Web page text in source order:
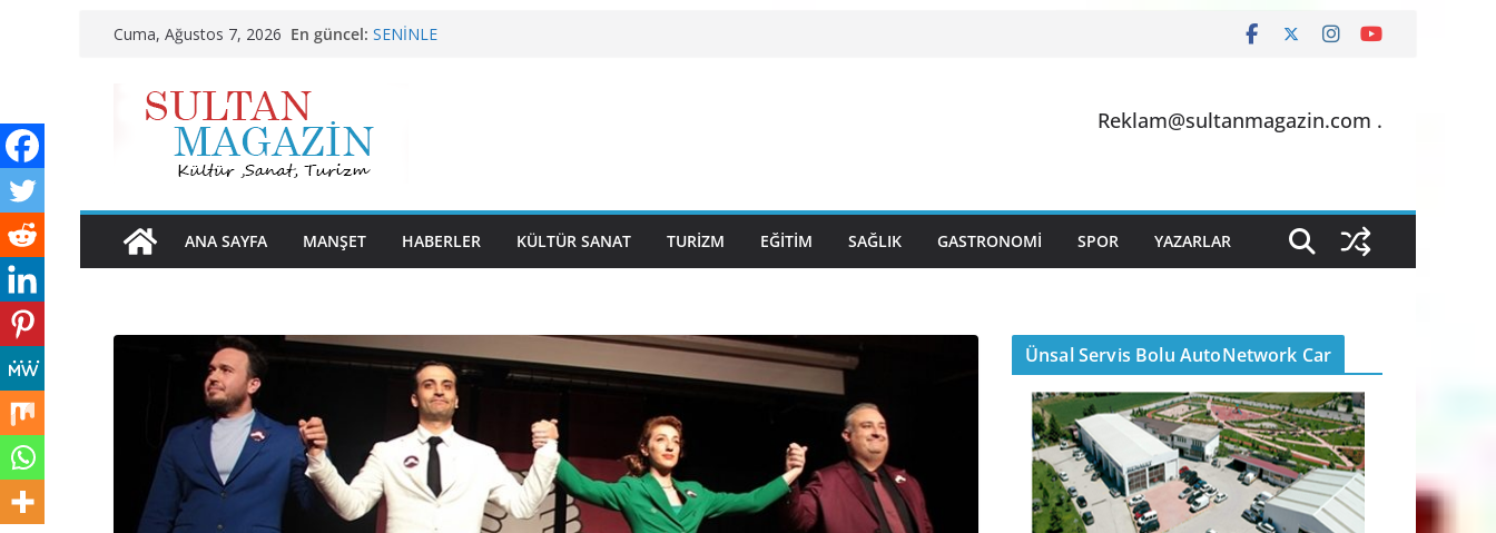
Cuma, Ağustos 7, 2026 En güncel: SENİNLE
24 TEMMUZ’DA BGC’DEN MESLEK YASASI VURGUSU
Reklam@sultanmagazin.com .
ANA SAYFA MANŞET HABERLER KÜLTÜR SANAT TURİZM EĞİTİM SAĞLIK GASTRONOMİ SPOR YAZARLAR
Ünsal Servis Bolu AutoNetwork Car